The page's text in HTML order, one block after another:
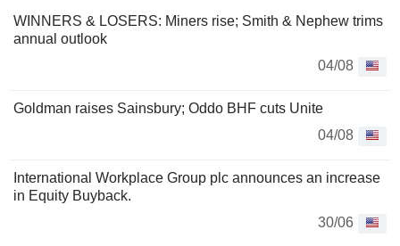
WINNERS & LOSERS: Miners rise; Smith & Nephew trims
annual outlook
04/08
Goldman raises Sainsbury; Oddo BHF cuts Unite
04/08
International Workplace Group plc announces an increase
in Equity Buyback.
30/06